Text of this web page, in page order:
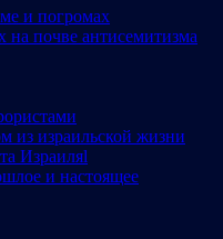
и погромах
на почве антисемитизма
из израильской жизни
Израиляl
и настоящее